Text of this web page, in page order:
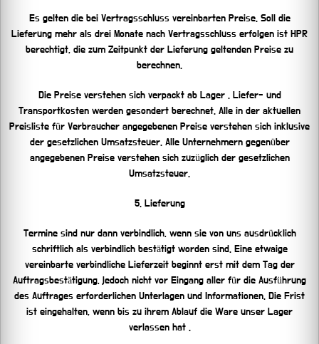
Es gelten die bei Vertragsschluss vereinbarten Preise. Soll die
Lieferung mehr als drei Monate nach Vertragsschluss erfolgen ist HPR
berechtigt, die zum Zeitpunkt der Lieferung geltenden Preise zu
berechnen.
Die Preise verstehen sich verpackt ab Lager . Liefer- und
Transportkosten werden gesondert berechnet. Alle in der aktuellen
Preisliste für Verbraucher angegebenen Preise verstehen sich inklusive
der gesetzlichen Umsatzsteuer. Alle Unternehmern gegenüber
angegebenen Preise verstehen sich zuzüglich der gesetzlichen
Umsatzsteuer.
5. Lieferung
Termine sind nur dann verbindlich, wenn sie von uns ausdrücklich
schriftlich als verbindlich bestätigt worden sind. Eine etwaige
vereinbarte verbindliche Lieferzeit beginnt erst mit dem Tag der
Auftragsbestätigung, jedoch nicht vor Eingang aller für die Ausführung
des Auftrages erforderlichen Unterlagen und Informationen. Die Frist
ist eingehalten, wenn bis zu ihrem Ablauf die Ware unser Lager
verlassen hat .